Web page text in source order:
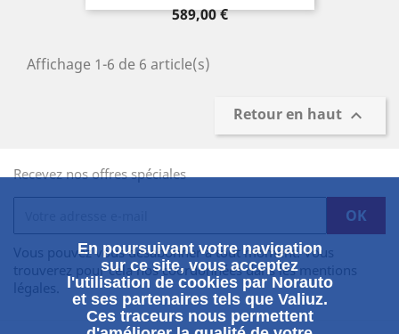
Prix
589,00 €
Affichage 1-6 de 6 article(s)
Retour en haut 
Recevez nos offres spéciales
Vous pouvez vous désabonner à tout moment. Vous
trouverez pour cela nos coordonnées dans les mentions
légales.
En poursuivant votre navigation
sur ce site, vous acceptez
l'utilisation de cookies par Norauto
et ses partenaires tels que Valiuz.
Ces traceurs nous permettent